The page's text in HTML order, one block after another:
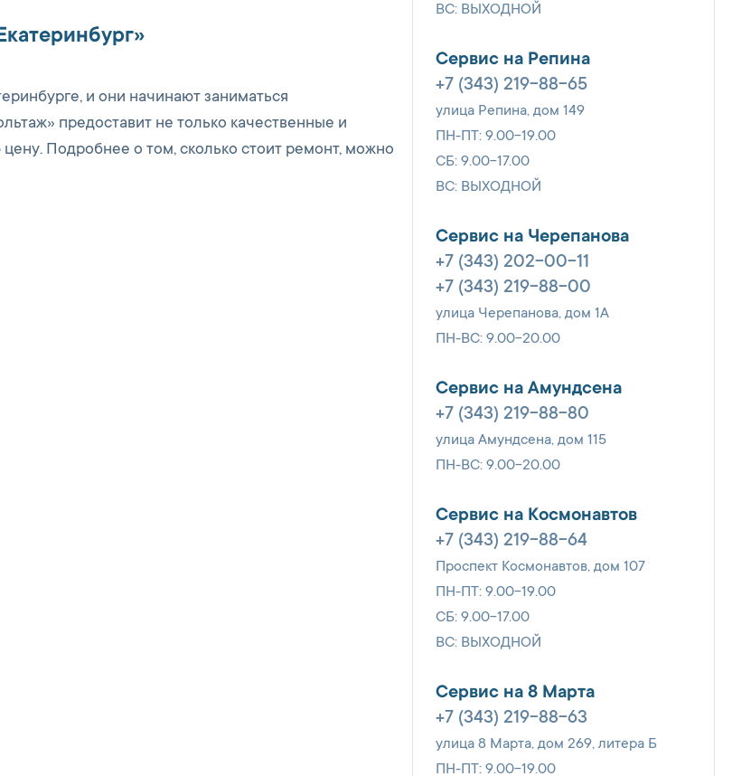
и они начинают заниматься
предоставит не только качественные и
Подробнее о том, сколько стоит ремонт, можно
ВС: ВЫХОДНОЙ
Сервис на Репина
+7 (343) 219-88-65
улица Репина, дом 149
ПН-ПТ: 9.00-19.00
СБ: 9.00-17.00
ВС: ВЫХОДНОЙ
Сервис на Черепанова
+7 (343) 202-00-11
+7 (343) 219-88-00
улица Черепанова, дом 1А
ПН-ВС: 9.00-20.00
Сервис на Амундсена
+7 (343) 219-88-80
улица Амундсена, дом 115
ПН-ВС: 9.00-20.00
Сервис на Космонавтов
+7 (343) 219-88-64
Проспект Космонавтов, дом 107
ПН-ПТ: 9.00-19.00
СБ: 9.00-17.00
ВС: ВЫХОДНОЙ
Сервис на 8 Марта
+7 (343) 219-88-63
улица 8 Марта, дом 269, литера Б
ПН-ПТ: 9.00-19.00